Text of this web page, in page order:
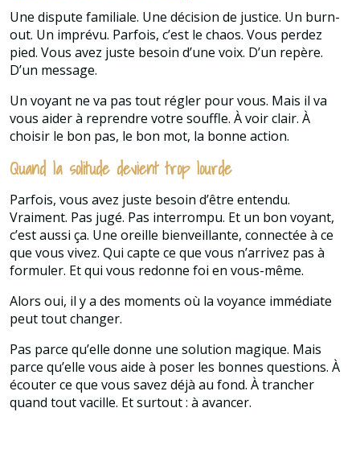
Une dispute familiale. Une décision de justice. Un burn-
out. Un imprévu. Parfois, c’est le chaos. Vous perdez
pied. Vous avez juste besoin d’une voix. D’un repère.
D’un message.
Un voyant ne va pas tout régler pour vous. Mais il va
vous aider à reprendre votre souffle. À voir clair. À
choisir le bon pas, le bon mot, la bonne action.
Quand la solitude devient trop lourde
Parfois, vous avez juste besoin d’être entendu.
Vraiment. Pas jugé. Pas interrompu. Et un bon voyant,
c’est aussi ça. Une oreille bienveillante, connectée à ce
que vous vivez. Qui capte ce que vous n’arrivez pas à
formuler. Et qui vous redonne foi en vous-même.
Alors oui, il y a des moments où la voyance immédiate
peut tout changer.
Pas parce qu’elle donne une solution magique. Mais
parce qu’elle vous aide à poser les bonnes questions. À
écouter ce que vous savez déjà au fond. À trancher
quand tout vacille. Et surtout : à avancer.